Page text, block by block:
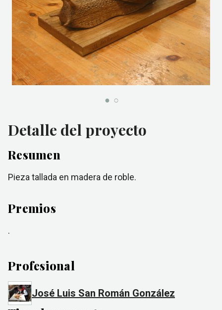
Detalle del proyecto
Resumen
Pieza tallada en madera de roble.
Premios
.
Profesional
José Luis San Román González